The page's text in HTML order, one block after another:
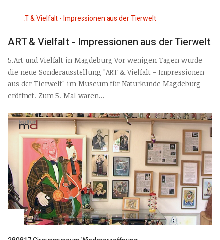
ART & Vielfalt - Impressionen aus der Tierwelt
5.Art und Vielfalt in Magdeburg Vor wenigen Tagen wurde
die neue Sonderausstellung "ART & Vielfalt - Impressionen
aus der Tierwelt" im Museum für Naturkunde Magdeburg
eröffnet. Zum 5. Mal waren...